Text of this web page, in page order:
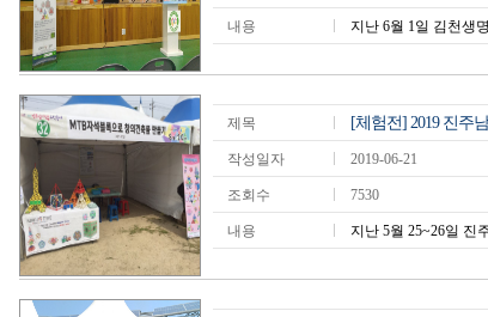
내용 지난 6월 1일 김천생
제목 [체험전] 2019 진주
작성일자 2019-06-21
조회수 7530
내용 지난 5월 25~26일 진